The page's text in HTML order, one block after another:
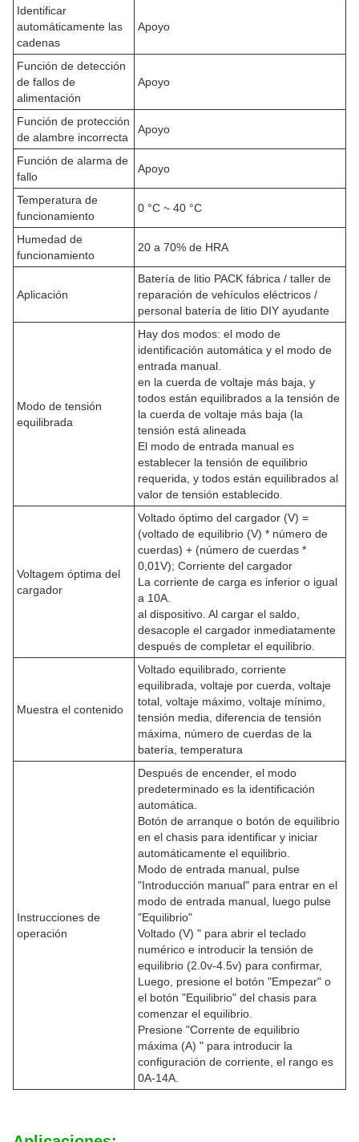
Identificar
automáticamente las
cadenas
Apoyo
Función de detección
de fallos de
alimentación
Apoyo
Función de protección
de alambre incorrecta
Apoyo
Función de alarma de
fallo
Apoyo
Temperatura de
funcionamiento
0 °C ~ 40 °C
Humedad de
funcionamiento
20 a 70% de HRA
Aplicación
Batería de litio PACK fábrica / taller de
reparación de vehículos eléctricos /
personal batería de litio DIY ayudante
Modo de tensión
equilibrada
Hay dos modos: el modo de
identificación automática y el modo de
entrada manual.
en la cuerda de voltaje más baja, y
todos están equilibrados a la tensión de
la cuerda de voltaje más baja (la
tensión está alineada
El modo de entrada manual es
establecer la tensión de equilibrio
requerida, y todos están equilibrados al
valor de tensión establecido.
Voltagem óptima del
cargador
Voltado óptimo del cargador (V) =
(voltado de equilibrio (V) * número de
cuerdas) + (número de cuerdas *
0,01V); Corriente del cargador
La corriente de carga es inferior o igual
a 10A.
al dispositivo. Al cargar el saldo,
desacople el cargador inmediatamente
después de completar el equilibrio.
Muestra el contenido
Voltado equilibrado, corriente
equilibrada, voltaje por cuerda, voltaje
total, voltaje máximo, voltaje mínimo,
tensión media, diferencia de tensión
máxima, número de cuerdas de la
batería, temperatura
Instrucciones de
operación
Después de encender, el modo
predeterminado es la identificación
automática.
Botón de arranque o botón de equilibrio
en el chasis para identificar y iniciar
automáticamente el equilibrio.
Modo de entrada manual, pulse
"Introducción manual" para entrar en el
modo de entrada manual, luego pulse
"Equilibrio"
Voltado (V) " para abrir el teclado
numérico e introducir la tensión de
equilibrio (2.0v-4.5v) para confirmar,
Luego, presione el botón "Empezar" o
el botón "Equilibrio" del chasis para
comenzar el equilibrio.
Presione "Corrente de equilibrio
máxima (A) " para introducir la
configuración de corriente, el rango es
0A-14A.